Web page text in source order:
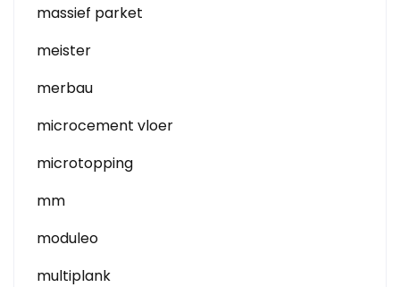
massief parket
meister
merbau
microcement vloer
microtopping
mm
moduleo
multiplank